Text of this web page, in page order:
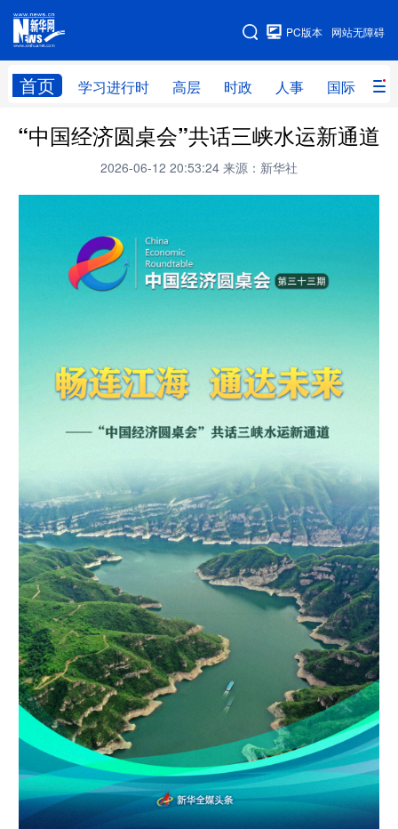
网站无障碍
PC版本
首页 学习进行时 高层 时政 人事 国际 财
网站地图
学习进行时 高层 时政 人事
财经 网评
科创
文化 书画 健康 军事
食品 人居 信息化 数字经济
学术中国 乡村振兴 银龄 溯源中国
能源 会展
彩票 娱乐 时尚 悦读
公益 一带一路 亚太网 上市公司
文化产业
地方频道
北京 天津 山西
辽宁 江苏
浙江 安徽 福建 江西
山东 河南 湖北 湖南
“中国经济圆桌会”共话三峡水运新通道
2026-06-12 20:53:24 来源：新华社